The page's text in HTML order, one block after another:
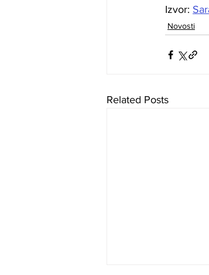
Izvor:
Novosti
Related Posts